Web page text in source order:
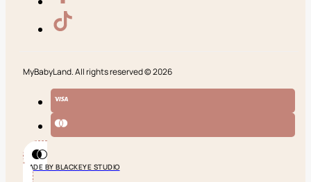
MyBabyLand. All rights reserved © 2026
MADE BY BLACKEYE STUDIO